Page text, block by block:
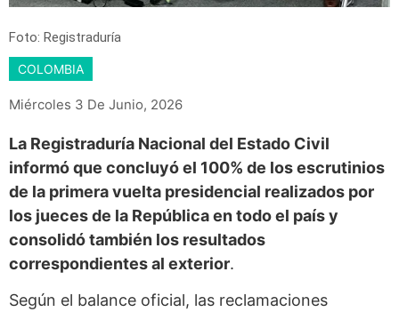
Foto: Registraduría
COLOMBIA
Miércoles 3 De Junio, 2026
La Registraduría Nacional del Estado Civil
informó que concluyó el 100% de los escrutinios
de la primera vuelta presidencial realizados por
los jueces de la República en todo el país y
consolidó también los resultados
correspondientes al exterior.
Según el balance oficial, las reclamaciones